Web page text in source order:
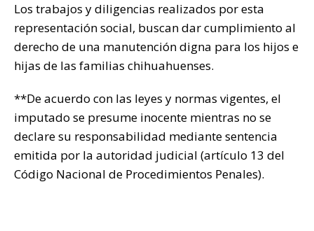
Los trabajos y diligencias realizados por esta
representación social, buscan dar cumplimiento al
derecho de una manutención digna para los hijos e
hijas de las familias chihuahuenses.
**De acuerdo con las leyes y normas vigentes, el
imputado se presume inocente mientras no se
declare su responsabilidad mediante sentencia
emitida por la autoridad judicial (artículo 13 del
Código Nacional de Procedimientos Penales).